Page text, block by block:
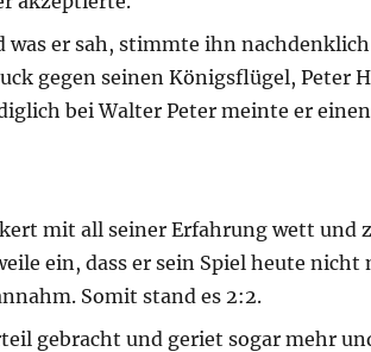
er sah, stimmte ihn
gegen seinen Königsflügel, Peter
bei Walter Peter meinte er
mit all seiner Erfahrung wett und
ein, dass er sein Spiel heute nicht
Somit stand es 2:2.
gebracht und geriet sogar mehr